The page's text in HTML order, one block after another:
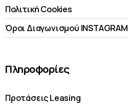
Πολιτική Cookies
Όροι Διαγωνισμού INSTAGRAM
Πληροφορίες
Προτάσεις Leasing